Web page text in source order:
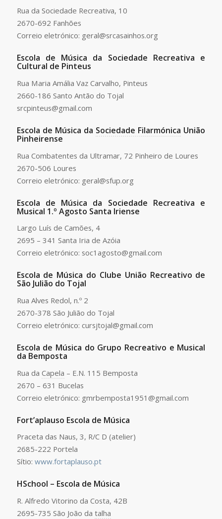
Rua da Sociedade Recreativa, 10
2670-692 Fanhões
Correio eletrónico: geral@srcasainhos.org
Escola de Música da Sociedade Recreativa e
Cultural de Pinteus
Rua Maria Amália Vaz Carvalho, Pinteus
2660-186 Santo Antão do Tojal
srcpinteus@gmail.com
Escola de Música da Sociedade Filarmónica União
Pinheirense
Rua Combatentes da Ultramar, 72 Pinheiro de Loures
2670-506 Loures
Correio eletrónico: geral@sfup.org
Escola de Música da Sociedade Recreativa e
Musical 1.º Agosto Santa Iriense
Largo Luís de Camões, 4
2695 – 341 Santa Iria de Azóia
Correio eletrónico: soc1agosto@gmail.com
Escola de Música do Clube União Recreativo de
São Julião do Tojal
Rua Alves Redol, n.º 2
2670-378 São Julião do Tojal
Correio eletrónico: cursjtojal@gmail.com
Escola de Música do Grupo Recreativo e Musical
da Bemposta
Rua da Capela – E.N. 115 Bemposta
2670 – 631 Bucelas
Correio eletrónico: gmrbemposta1951@gmail.com
Fort’aplauso Escola de Música
Praceta das Naus, 3, R/C D (atelier)
2685-222 Portela
Sítio: www.fortaplauso.pt
HSchool – Escola de Música
R. Alfredo Vitorino da Costa, 42B
2695-735 São João da talha